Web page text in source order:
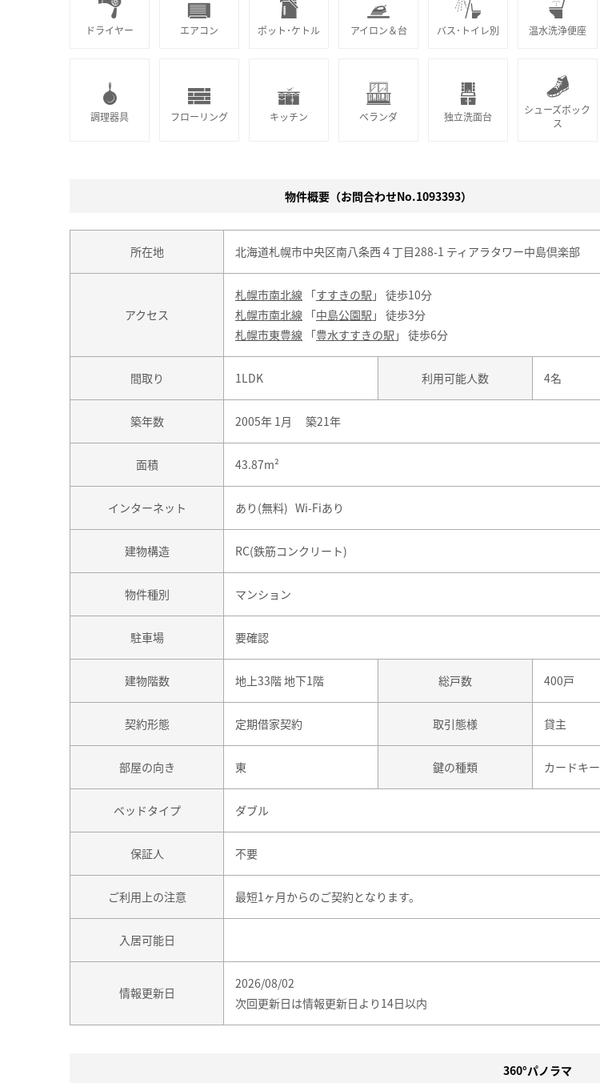
ドライヤー エアコン ポット･ケトル アイロン＆台 バス･トイレ別 温水洗浄便座
調理器具 フローリング キッチン ベランダ 独立洗面台
シューズボック
ス
物件概要（お問合わせNo.1093393）
所在地 北海道札幌市中央区南八条西４丁目288-1 ティアラタワー中島倶楽部
アクセス
札幌市南北線 「すすきの駅 」 徒歩10分
札幌市南北線 「中島公園駅 」 徒歩3分
札幌市東豊線 「豊水すすきの駅 」 徒歩6分
間取り 1LDK 利用可能人数 4名
築年数 2005年 1月 築21年
面積 43.87m²
インターネット あり(無料) Wi-Fiあり
建物構造 RC(鉄筋コンクリート)
物件種別 マンション
駐車場 要確認
建物階数 地上33階 地下1階 総戸数 400戸
契約形態 定期借家契約 取引態様 貸主
部屋の向き 東 鍵の種類 カードキー
ベッドタイプ ダブル
保証人 不要
ご利用上の注意 最短1ヶ月からのご契約となります。
入居可能日
情報更新日
2026/08/02
次回更新日は情報更新日より14日以内
360°パノラマ